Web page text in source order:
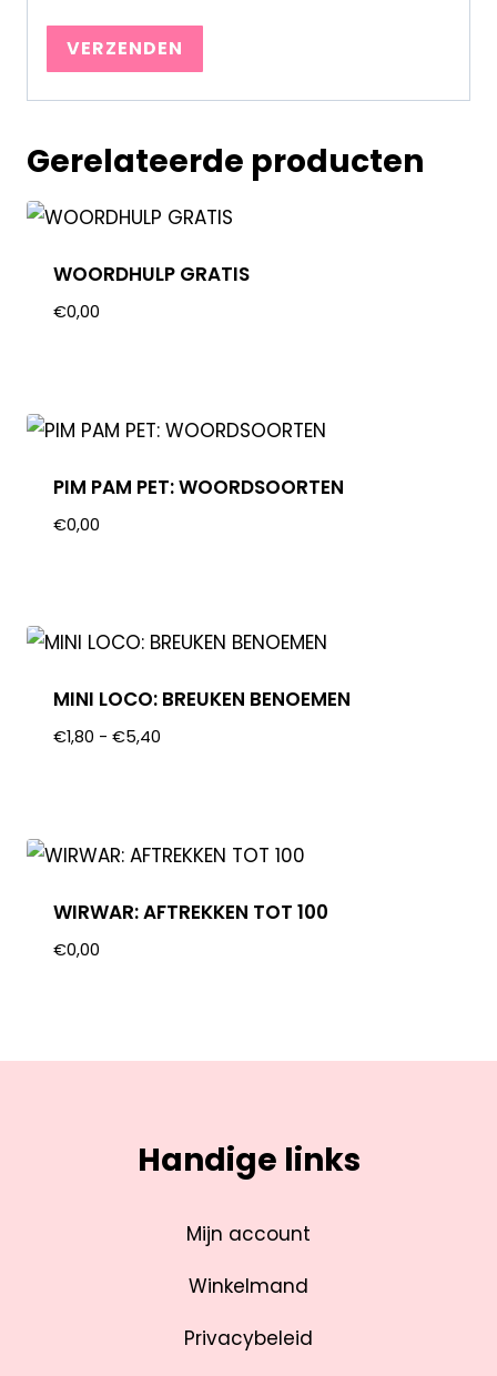
Gerelateerde producten
WOORDHULP GRATIS
€0,00
PIM PAM PET: WOORDSOORTEN
€0,00
MINI LOCO: BREUKEN BENOEMEN
€1,80 - €5,40
WIRWAR: AFTREKKEN TOT 100
€0,00
Handige links
Mijn account
Winkelmand
Privacybeleid